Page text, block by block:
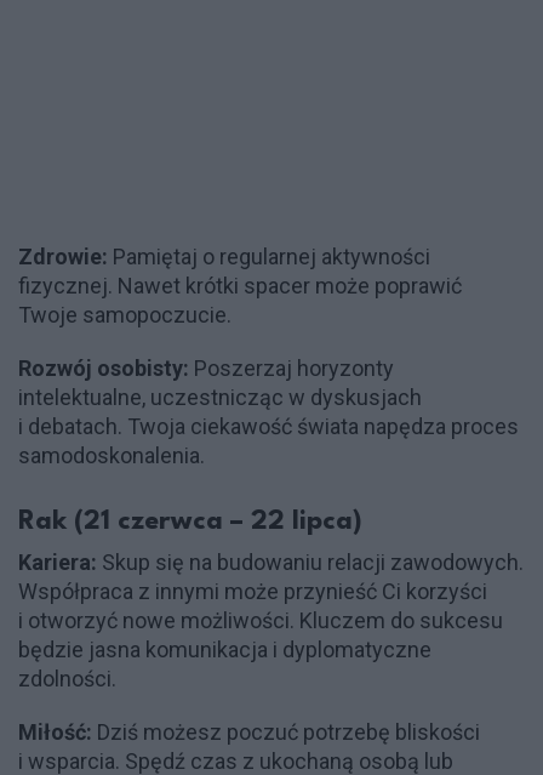
Zdrowie: Pamiętaj o regularnej aktywności
fizycznej. Nawet krótki spacer może poprawić
Twoje samopoczucie.
Rozwój osobisty: Poszerzaj horyzonty
intelektualne, uczestnicząc w dyskusjach
i debatach. Twoja ciekawość świata napędza proces
samodoskonalenia.
Rak (21 czerwca – 22 lipca)
Kariera: Skup się na budowaniu relacji zawodowych.
Współpraca z innymi może przynieść Ci korzyści
i otworzyć nowe możliwości. Kluczem do sukcesu
będzie jasna komunikacja i dyplomatyczne
zdolności.
Miłość: Dziś możesz poczuć potrzebę bliskości
i wsparcia. Spędź czas z ukochaną osobą lub